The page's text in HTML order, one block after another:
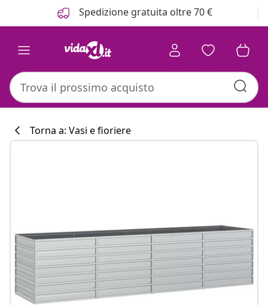
Spedizione gratuita oltre 70 €
Torna a: Vasi e fioriere